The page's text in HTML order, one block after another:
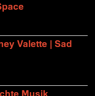
Valette | Sad
Musik